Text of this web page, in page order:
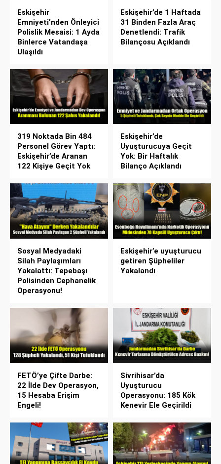
Eskişehir
Emniyeti’nden Önleyici
Polislik Mesaisi: 1 Ayda
Binlerce Vatandaşa
Ulaşıldı
Eskişehir’de 1 Haftada
31 Binden Fazla Araç
Denetlendi: Trafik
Bilançosu Açıklandı
319 Noktada Bin 484
Personel Görev Yaptı:
Eskişehir’de Aranan
122 Kişiye Geçit Yok
Eskişehir’de
Uyuşturucuya Geçit
Yok: Bir Haftalık
Bilanço Açıklandı
Sosyal Medyadaki
Silah Paylaşımları
Yakalattı: Tepebaşı
Polisinden Cephanelik
Operasyonu!
Eskişehir’e uyuşturucu
getiren Şüpheliler
Yakalandı
FETÖ’ye Çifte Darbe:
22 İlde Dev Operasyon,
15 Hesaba Erişim
Engeli!
Sivrihisar’da
Uyuşturucu
Operasyonu: 185 Kök
Kenevir Ele Geçirildi